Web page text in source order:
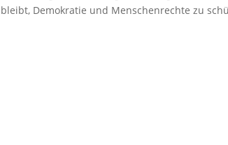
bleibt, Demokratie und Menschenrechte zu